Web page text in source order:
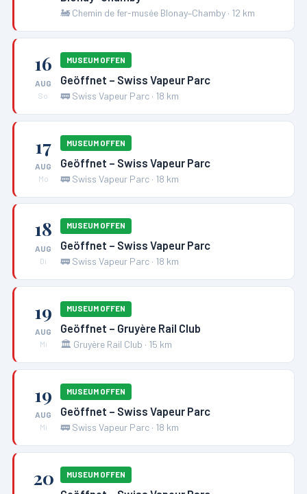
🚂 Chemin de fer-musée Blonay–Chamby · 12 km
16
AUG
So
MUSEUM OFFEN
Geöffnet – Swiss Vapeur Parc
🚃 Swiss Vapeur Parc · 18 km
17
AUG
Mo
MUSEUM OFFEN
Geöffnet – Swiss Vapeur Parc
🚃 Swiss Vapeur Parc · 18 km
18
AUG
Di
MUSEUM OFFEN
Geöffnet – Swiss Vapeur Parc
🚃 Swiss Vapeur Parc · 18 km
19
AUG
Mi
MUSEUM OFFEN
Geöffnet – Gruyère Rail Club
🏛️ Gruyère Rail Club · 15 km
19
AUG
Mi
MUSEUM OFFEN
Geöffnet – Swiss Vapeur Parc
🚃 Swiss Vapeur Parc · 18 km
20 MUSEUM OFFEN